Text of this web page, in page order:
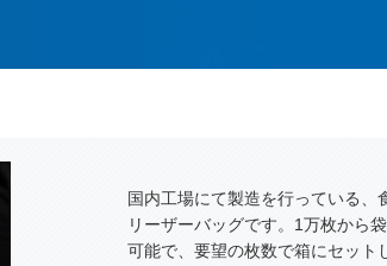
国内工場にて製造を行っている、
リーザーバッグです。1万枚から
可能で、要望の枚数で箱にセット